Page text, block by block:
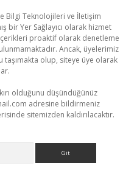
Bilgi Teknolojileri ve İletişim
bir Yer Sağlayıcı olarak hizmet
proaktif olarak denetleme
Ancak, üyelerimiz
taşımakta olup, siteye üye olarak
olduğunu düşündüğünüz
adresine bildirmeniz
sitemizden kaldırılacaktır.